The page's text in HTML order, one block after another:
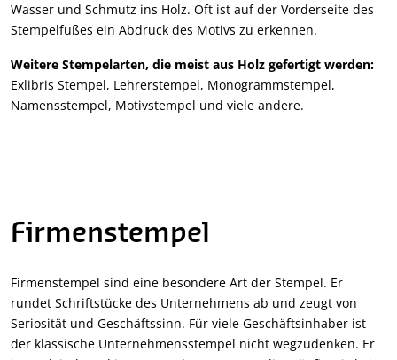
Wasser und Schmutz ins Holz. Oft ist auf der Vorderseite des
Stempelfußes ein Abdruck des Motivs zu erkennen.
Weitere Stempelarten, die meist aus Holz gefertigt werden:
Exlibris Stempel, Lehrerstempel, Monogrammstempel,
Namensstempel, Motivstempel und viele andere.
Firmenstempel
Firmenstempel sind eine besondere Art der Stempel. Er
rundet Schriftstücke des Unternehmens ab und zeugt von
Seriosität und Geschäftssinn. Für viele Geschäftsinhaber ist
der klassische Unternehmensstempel nicht wegzudenken. Er